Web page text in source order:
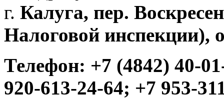
г. Калуга, пер.
Налоговой инспекции),
Телефон: +7 (4842) 40-
920-613-24-64; +7 953-